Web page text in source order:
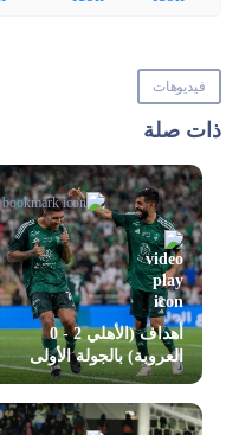
فيديوهات
ذات صلة
أهداف (الأهلي 2 - 0
العروبة) بالجولة الأولى
بدوري روشن